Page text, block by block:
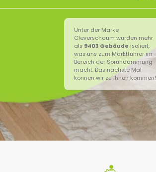
Unter der Marke
Cleverschaum wurden mehr
als 9403 Gebäude isoliert,
was uns zum Marktführer im
Bereich der Sprühdämmung
macht. Das nächste Mal
können wir zu Ihnen kommen!